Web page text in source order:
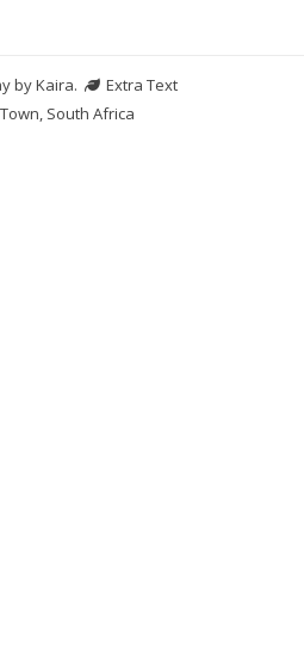
byKaira.
Extra Text
South Africa